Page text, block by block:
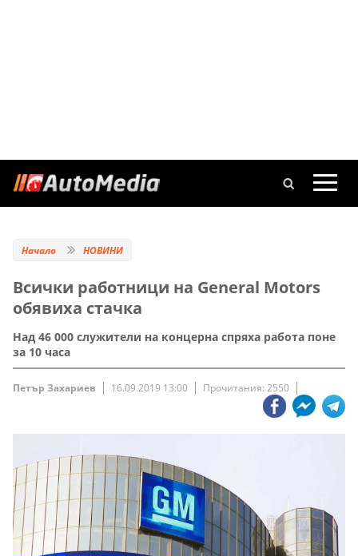
Начало НОВИНИ
Всички работници на General Motors
обявиха стачка
Над 46 000 служители на концерна спряха работа поне
за 10 часа
Петър Захариев 16.09.2019 13:00 Прочитания: 2550